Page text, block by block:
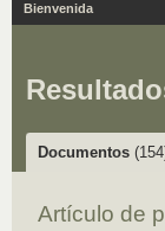
Bienvenida
Documentos
Artículo de